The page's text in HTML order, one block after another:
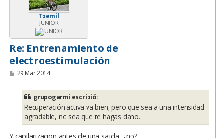
Txemil
JUNIOR
Re: Entrenamiento de
electroestimulación
M
29 Mar 2014
grupogarmi escribió:
Recuperación activa va bien, pero que sea a una intensidad
agradable, no sea que te hagas daño.
Y capilarizacion antes de una salida, ¿no?.